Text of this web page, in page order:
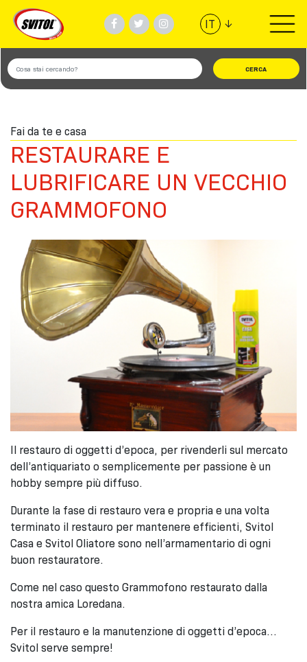
IT ↓
PRODOTTI
VIDEO
#TEAMSVITOL
AZIENDA
TROVA NEGOZIO
Fai da te e casa
RESTAURARE E
LUBRIFICARE UN VECCHIO
GRAMMOFONO
Il restauro di oggetti d’epoca, per rivenderli sul mercato
dell’antiquariato o semplicemente per passione è un
hobby sempre più diffuso.
Durante la fase di restauro vera e propria e una volta
terminato il restauro per mantenere efficienti, Svitol
Casa e Svitol Oliatore sono nell’armamentario di ogni
buon restauratore.
Come nel caso questo Grammofono restaurato dalla
nostra amica Loredana.
Per il restauro e la manutenzione di oggetti d’epoca…
Svitol serve sempre!